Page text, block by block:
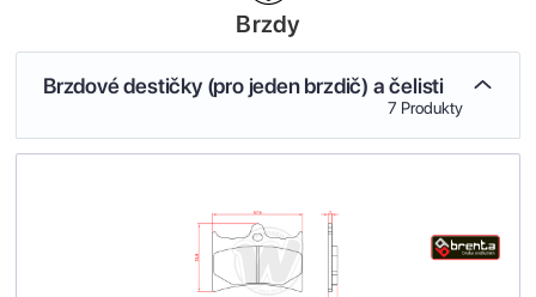
Brzdy
Brzdové destičky (pro jeden brzdič) a čelisti
7 Produkty